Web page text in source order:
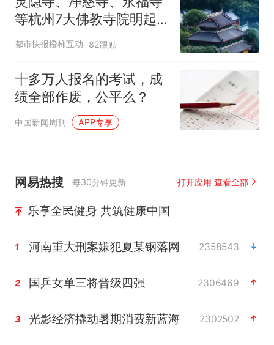
等杭州7大佛教寺院明起
临时关闭，别跑空了
都市快报橙柿互动 82跟贴
十多万人报名的考试，成
绩全部作废，公平么？
中国新闻周刊 APP专享
网易热搜 每30分钟更新 打开应用 查看全部
乐享全民健身 共筑健康中国
1 河南重大刑案嫌犯夏某钢落网 2358543
2 国乒女单三将晋级四强 2306469
3 光影经济撬动暑期消费新蓝海 2302502